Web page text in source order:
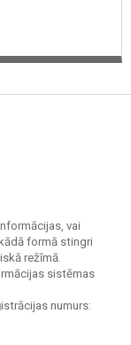
vai
formā stingri
režīmā.
sistēmas
numurs: